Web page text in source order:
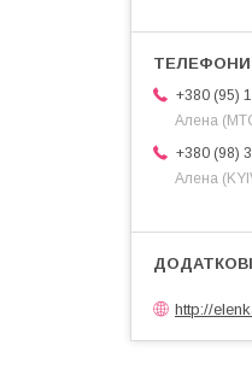
+380 (95)
Алена
+380 (98)
Алена
http://